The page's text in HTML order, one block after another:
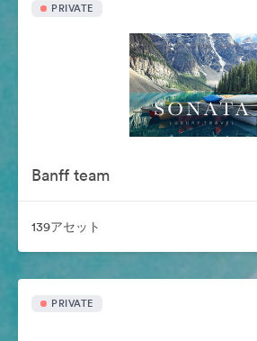
PRIVATE
Banff team
139アセット
PRIVATE